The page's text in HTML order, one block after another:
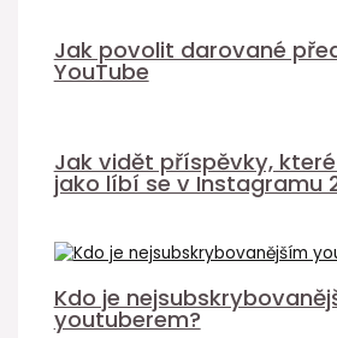
Jak povolit darované
YouTube
Jak vidět příspěvky,
jako líbí se v Instagramu
Kdo je
youtuberem?